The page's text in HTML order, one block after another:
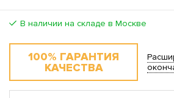
В наличии на складе в Москве
100% ГАРАНТИЯ
КАЧЕСТВА